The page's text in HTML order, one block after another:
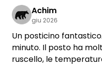
ruscello e il canto degli
dell’orario di lavoro di
lontananza il rumore della
era tutto finito. Ci
torneremo volentieri!
Achim
giu 2026
Un posticino
minuto. Il posto ha
ruscello, le